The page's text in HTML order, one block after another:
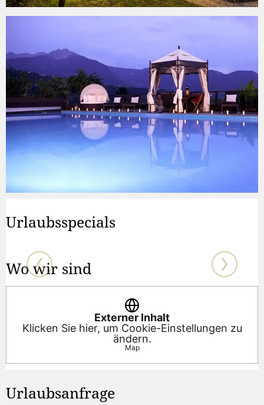
Urlaubsspecials
Wo wir sind
Externer Inhalt
Klicken Sie hier, um Cookie-Einstellungen zu
ändern.
Map
Urlaubsanfrage